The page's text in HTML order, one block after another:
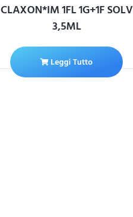
CLAXON*IM 1FL 1G+1F SOLV
3,5ML
Leggi Tutto